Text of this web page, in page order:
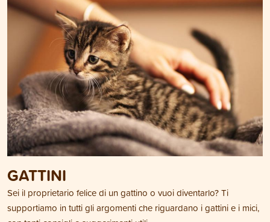
GATTINI
Sei il proprietario felice di un gattino o vuoi diventarlo? Ti
supportiamo in tutti gli argomenti che riguardano i gattini e i mici,